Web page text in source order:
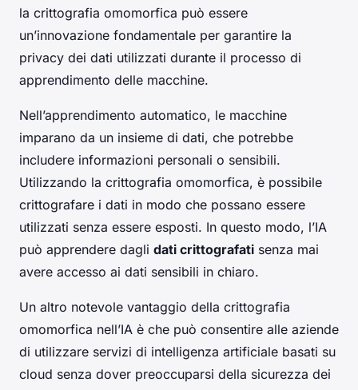
la crittografia omomorfica può essere
un’innovazione fondamentale per garantire la
privacy dei dati utilizzati durante il processo di
apprendimento delle macchine.
Nell’apprendimento automatico, le macchine
imparano da un insieme di dati, che potrebbe
includere informazioni personali o sensibili.
Utilizzando la crittografia omomorfica, è possibile
crittografare i dati in modo che possano essere
utilizzati senza essere esposti. In questo modo, l’IA
può apprendere dagli dati crittografati senza mai
avere accesso ai dati sensibili in chiaro.
Un altro notevole vantaggio della crittografia
omomorfica nell’IA è che può consentire alle aziende
di utilizzare servizi di intelligenza artificiale basati su
cloud senza dover preoccuparsi della sicurezza dei